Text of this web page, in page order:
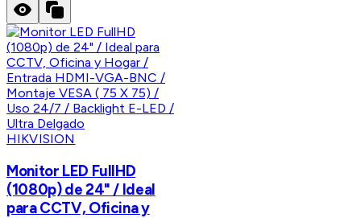
HIKVISION
Monitor LED FullHD
(1080p) de 24" / Ideal
para CCTV, Oficina y